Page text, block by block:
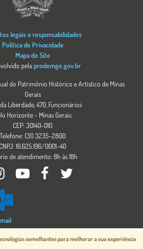
legais e responsabilidades
Política de Privacidade
Mapa do Site
pelaprodemge.gov.br
do Patrimônio Histórico e Artístico de Minas
Gerais
Liberdade, 470, Funcionários
Horizonte - Minas Gerais
CEP: 30140-010
Telefone: (31) 3235-2800
CNPJ: 16.625.196/0001-40
de atendimento: 8h às 18h
semelhantes para melhorar a sua experiência